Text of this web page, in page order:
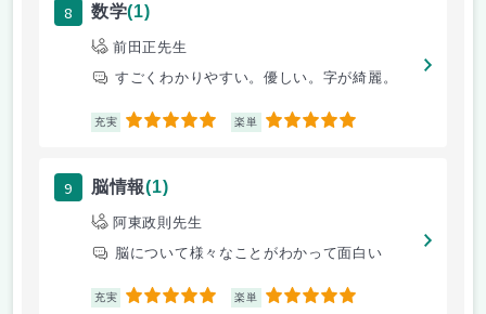
8 数学(1)
前田正先生
すごくわかりやすい。優しい。字が綺麗。
充実 5 楽単 5
9 脳情報(1)
阿東政則先生
脳について様々なことがわかって面白い
充実 5 楽単 5